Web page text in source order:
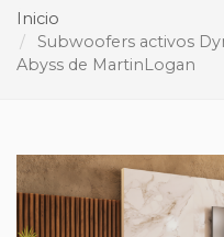
Inicio
Subwoofers activos
Abyss de MartinLogan